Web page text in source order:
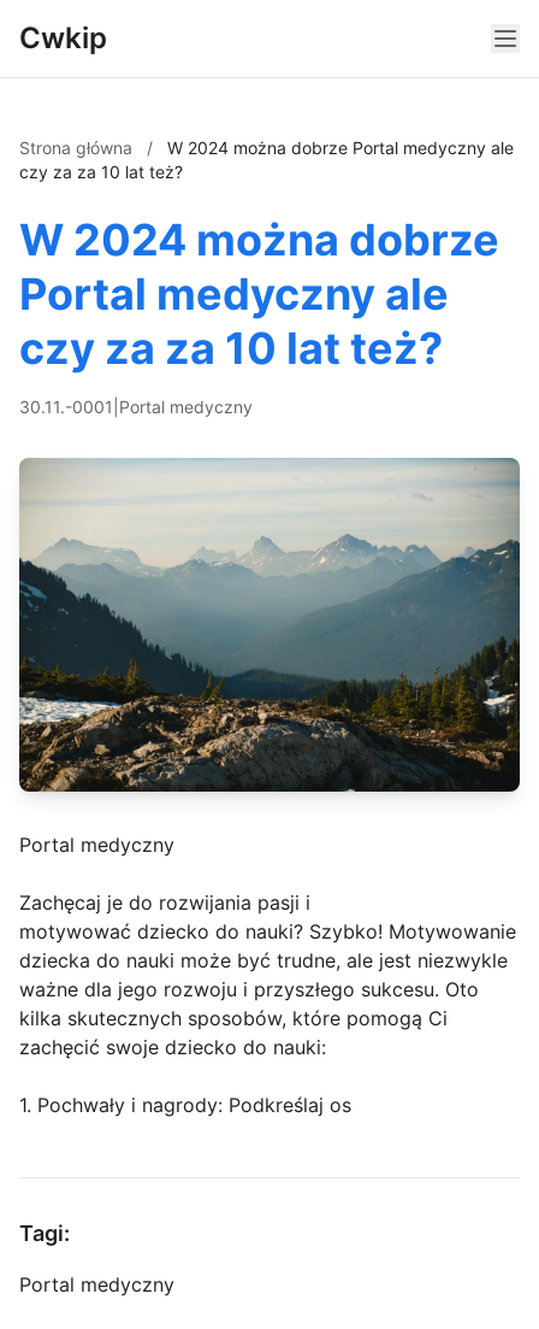
Cwkip
Strona główna /
W 2024 można dobrze Portal medyczny ale
czy za za 10 lat też?
W 2024 można dobrze
Portal medyczny ale
czy za za 10 lat też?
30.11.-0001 Portal medyczny
Portal medyczny
Zachęcaj je do rozwijania pasji i
motywować dziecko do nauki? Szybko! Motywowanie
dziecka do nauki może być trudne, ale jest niezwykle
ważne dla jego rozwoju i przyszłego sukcesu. Oto
kilka skutecznych sposobów, które pomogą Ci
zachęcić swoje dziecko do nauki:
1. Pochwały i nagrody: Podkreślaj os
Tagi:
Portal medyczny